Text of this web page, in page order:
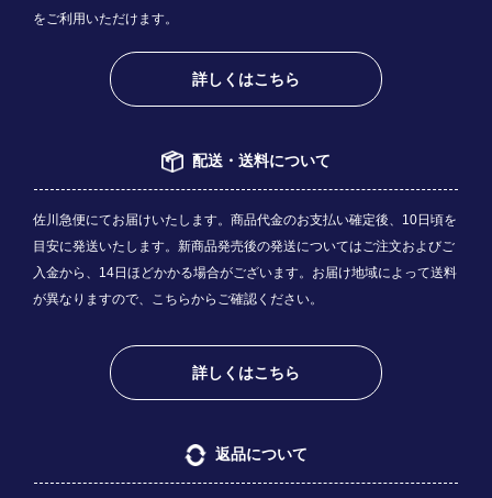
をご利用いただけます。
詳しくはこちら
配送・送料について
佐川急便にてお届けいたします。商品代金のお支払い確定後、10日頃を
目安に発送いたします。新商品発売後の発送についてはご注文およびご
入金から、14日ほどかかる場合がございます。お届け地域によって送料
が異なりますので、 こちらからご確認ください。
詳しくはこちら
返品について